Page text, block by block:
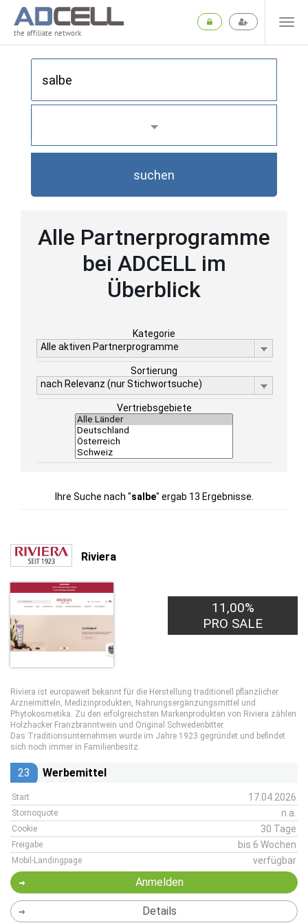
the affiliate network
suchen
Alle Partnerprogramme
bei ADCELL im
Überblick
Kategorie
Alle aktiven Partnerprogramme
Sortierung
nach Relevanz (nur Stichwortsuche)
Vertriebsgebiete
Ihre Suche nach "salbe" ergab 13 Ergebnisse.
Riviera
11,00%
PRO SALE
Riviera ist europaweit bekannt für die Herstellung traditionell pflanzlicher
Arzneimitteln, Medizinprodukten, Nahrungsergänzungsmittel und
Phytokosmetika. Zu den erfolgreichsten Markenprodukten von Riviera zählen
Holzhacker Franzbranntwein und Original Schwedenbitter.
Das Traditionsunternehmen wurde im Jahre 1923 gegründet und befindet
sich noch immer in Familienbesitz.
23 Werbemittel
Start 17.04.2026
Stornoquote n.a.
Cookie 30 Tage
Freigabe bis 6 Wochen
Mobil-Landingpage verfügbar
Anmelden
Details